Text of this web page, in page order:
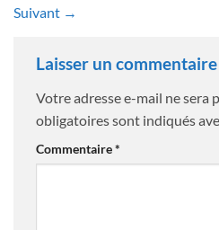
Suivant →
Laisser un commentaire
Votre adresse e-mail ne sera
obligatoires sont indiqués
Commentaire*